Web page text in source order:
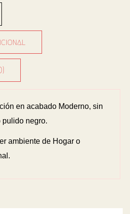
en acabado Moderno, sin
pulido negro.
ambiente de Hogar o